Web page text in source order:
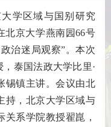
学区域与国别研究
北京大学燕南园66号
治迷局观察”。本次
泰国法政大学比里·
锡镇主讲。会议由北
持，北京大学区域与
系学院教授翟崑，